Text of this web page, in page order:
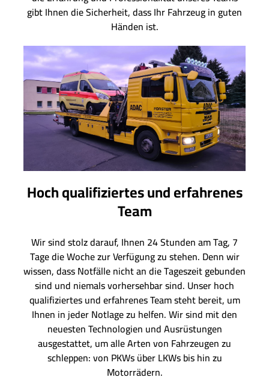
gibt Ihnen die Sicherheit, dass Ihr Fahrzeug in guten
Händen ist.
Hoch qualifiziertes und erfahrenes
Team
Wir sind stolz darauf, Ihnen 24 Stunden am Tag, 7
Tage die Woche zur Verfügung zu stehen. Denn wir
wissen, dass Notfälle nicht an die Tageszeit gebunden
sind und niemals vorhersehbar sind. Unser hoch
qualifiziertes und erfahrenes Team steht bereit, um
Ihnen in jeder Notlage zu helfen. Wir sind mit den
neuesten Technologien und Ausrüstungen
ausgestattet, um alle Arten von Fahrzeugen zu
schleppen: von PKWs über LKWs bis hin zu
Motorrädern.